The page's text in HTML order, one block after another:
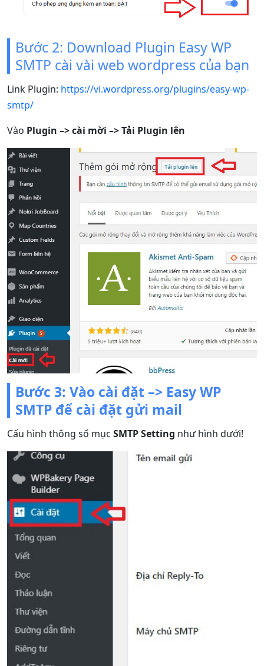
Bước 2: Download Plugin Easy WP
SMTP cài vài web wordpress của bạn
Link Plugin: https://vi.wordpress.org/plugins/easy-wp-
smtp/
Vào Plugin –> cài mời –> Tải Plugin lên
Bước 3: Vào cài đặt –> Easy WP
SMTP để cài đặt gửi mail
Cấu hình thông số mục SMTP Setting như hình dưới!